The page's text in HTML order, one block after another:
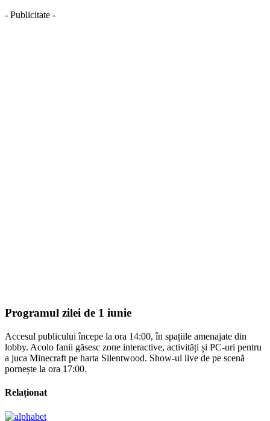
- Publicitate -
Programul zilei de 1 iunie
Accesul publicului începe la ora 14:00, în spațiile amenajate din
lobby. Acolo fanii găsesc zone interactive, activități și PC-uri pentru
a juca Minecraft pe harta Silentwood. Show-ul live de pe scenă
pornește la ora 17:00.
Relaționat